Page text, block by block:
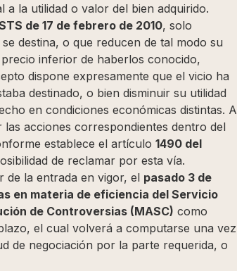
a la utilidad o valor del bien adquirido.
de 17 de febrero de 2010, solo
destina, o que reducen de tal modo su
inferior de haberlos conocido,
dispone expresamente que el vicio ha
destinado, o bien disminuir su utilidad
en condiciones económicas distintas. A
las acciones correspondientes dentro del
establece el artículo 1490 del
de reclamar por esta vía.
de la entrada en vigor, el pasado 3 de
en materia de eficiencia del Servicio
de Controversias (MASC) como
el cual volverá a computarse una vez
de negociación por la parte requerida, o